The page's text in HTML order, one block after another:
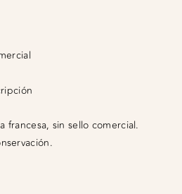
francesa, sin sello comercial.